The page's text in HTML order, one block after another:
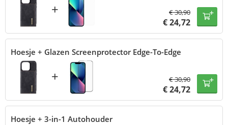
+ €30,90
€24,72
Hoesje + Glazen Screenprotector Edge-To-Edge
+ €30,90
€24,72
Hoesje + 3-in-1 Autohouder